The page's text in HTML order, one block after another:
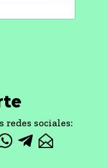
redes sociales: